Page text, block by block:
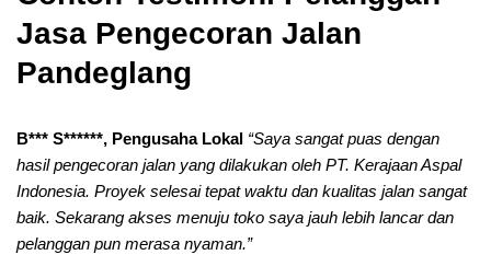
Jasa Pengecoran Jalan
Pandeglang
B*** S******, Pengusaha Lokal “Saya sangat puas dengan
hasil pengecoran jalan yang dilakukan oleh PT. Kerajaan Aspal
Indonesia. Proyek selesai tepat waktu dan kualitas jalan sangat
baik. Sekarang akses menuju toko saya jauh lebih lancar dan
pelanggan pun merasa nyaman.”